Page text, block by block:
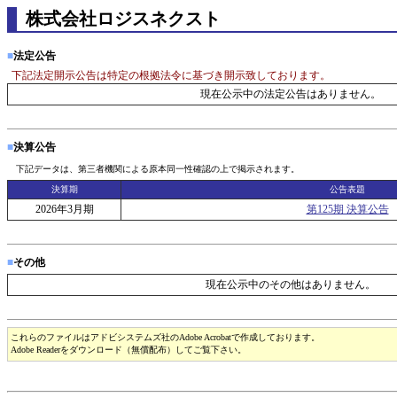
株式会社ロジスネクスト
■法定公告
下記法定開示公告は特定の根拠法令に基づき開示致しております。
現在公示中の法定公告はありません。
■決算公告
下記データは、第三者機関による原本同一性確認の上で掲示されます。
決算期 公告表題
2026年3月期 第125期 決算公告
■その他
現在公示中のその他はありません。
これらのファイルはアドビシステムズ社のAdobe Acrobatで作成しております。
Adobe Readerをダウンロード（無償配布）してご覧下さい。